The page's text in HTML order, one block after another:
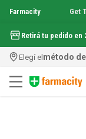
Farmacity Get
Retirá tu pedido en
Elegí elmétodo
garnier toque